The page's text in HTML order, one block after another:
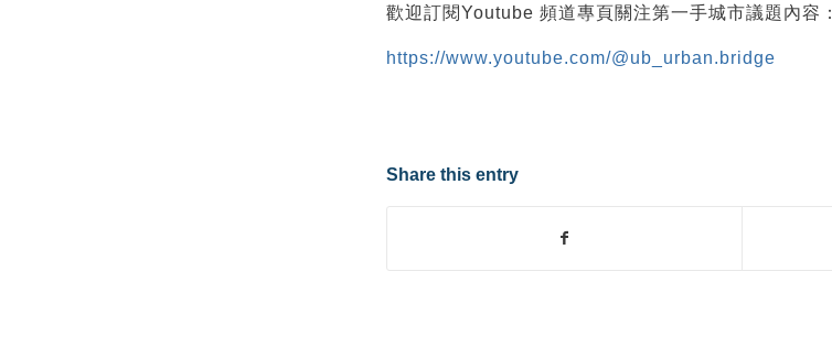
歡迎訂閱Youtube 頻道專頁關注第一手城市議題內容：
https://www.youtube.com/@ub_urban.bridge
Share this entry